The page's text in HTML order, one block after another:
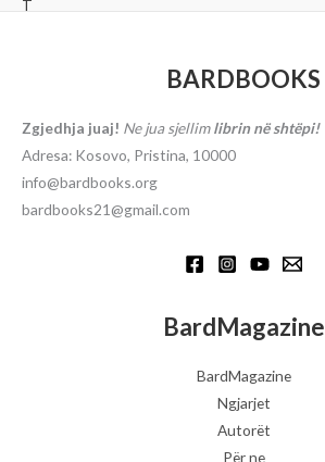
BARDBOOKS
Zgjedhja juaj! Ne jua sjellimlibrin në shtëpi!
Adresa: Kosovo, Pristina, 10000
info@bardbooks.org
bardbooks21@gmail.com
BardMagazine
BardMagazine
Ngjarjet
Autorët
Për ne